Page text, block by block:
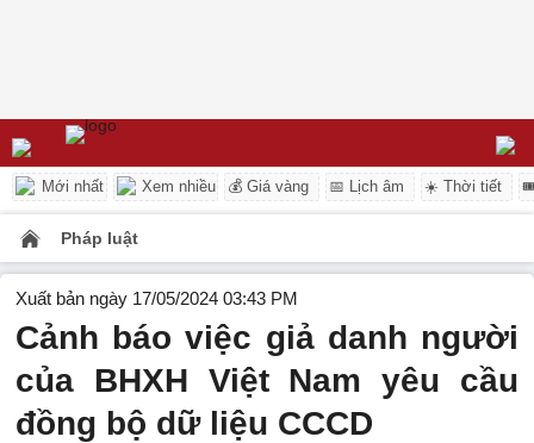
Mới nhất Xem nhiều 💰 Giá vàng 📅 Lịch âm ☀️ Thời tiết
Pháp luật
Xuất bản ngày 17/05/2024 03:43 PM
Cảnh báo việc giả danh người
của BHXH Việt Nam yêu cầu
đồng bộ dữ liệu CCCD